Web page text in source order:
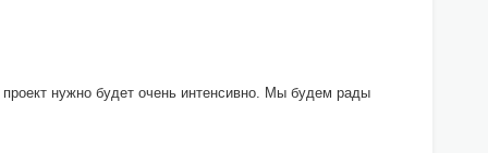
нужно будет очень интенсивно. Мы будем рады